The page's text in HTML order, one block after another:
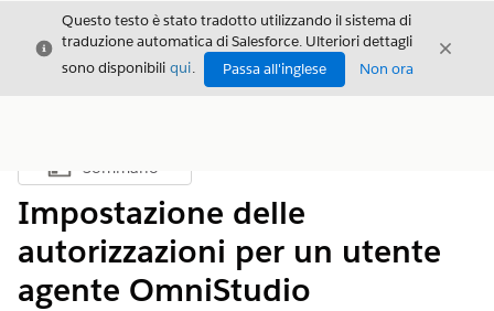
Chiudi
Questo testo è stato tradotto utilizzando il sistema di
traduzione automatica di Salesforce. Ulteriori dettagli
sono disponibili qui. Passa all'inglese Non ora
Chiudi
Mostra sommario
Sommario
Impostazione delle
autorizzazioni per un utente
agente OmniStudio